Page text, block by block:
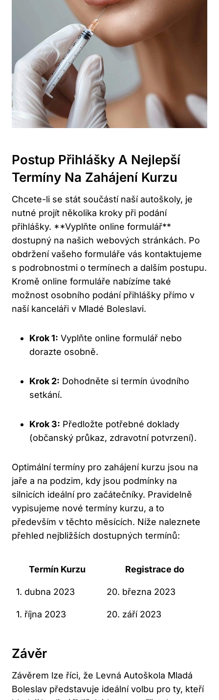
Postup Přihlášky A Nejlepší
Termíny Na Zahájení Kurzu
Chcete-li se stát součástí naší autoškoly, je
nutné projít několika kroky při podání
přihlášky. **Vyplňte online formulář**
dostupný na našich webových stránkách. Po
obdržení vašeho formuláře vás kontaktujeme
s podrobnostmi o termínech a dalším postupu.
Kromě online formuláře nabízíme také
možnost osobního podání přihlášky přímo v
naší kanceláři v Mladé Boleslavi.
Krok 1: Vyplňte online formulář nebo
dorazte osobně.
Krok 2: Dohodněte si termín úvodního
setkání.
Krok 3: Předložte potřebné doklady
(občanský průkaz, zdravotní potvrzení).
Optimální termíny pro zahájení kurzu jsou na
jaře a na podzim, kdy jsou podmínky na
silnicích ideální pro začátečníky. Pravidelně
vypisujeme nové termíny kurzu, a to
především v těchto měsících. Níže naleznete
přehled nejbližších dostupných termínů:
Termín Kurzu Registrace do
1. dubna 2023 20. března 2023
1. října 2023 20. září 2023
Závěr
Závěrem lze říci, že Levná Autoškola Mladá
Boleslav představuje ideální volbu pro ty, kteří